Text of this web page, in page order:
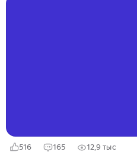
516 165 12,9 тыс